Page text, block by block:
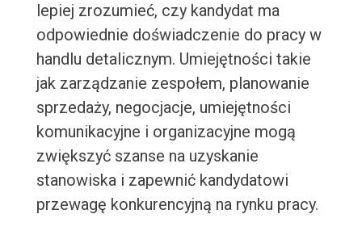
lepiej zrozumieć, czy kandydat ma
odpowiednie doświadczenie do pracy w
handlu detalicznym. Umiejętności takie
jak zarządzanie zespołem, planowanie
sprzedaży, negocjacje, umiejętności
komunikacyjne i organizacyjne mogą
zwiększyć szanse na uzyskanie
stanowiska i zapewnić kandydatowi
przewagę konkurencyjną na rynku pracy.